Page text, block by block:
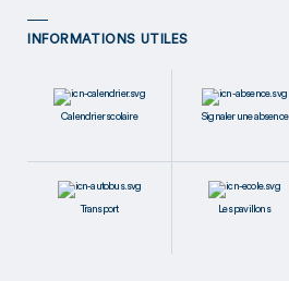
INFORMATIONS UTILES
Calendrier scolaire Signaler une absence
Transport Les pavillons